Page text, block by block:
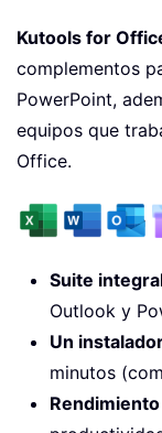
Kutools for
complementos
PowerPoint,
equipos que
Office.
Suite
Outlook y
Un
minutos